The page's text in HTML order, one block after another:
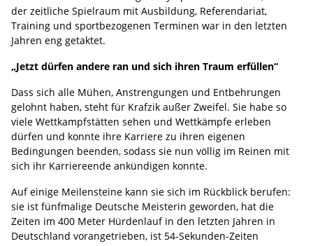
der zeitliche Spielraum mit Ausbildung, Referendariat,
Training und sportbezogenen Terminen war in den letzten
Jahren eng getaktet.
„Jetzt dürfen andere ran und sich ihren Traum erfüllen“
Dass sich alle Mühen, Anstrengungen und Entbehrungen
gelohnt haben, steht für Krafzik außer Zweifel. Sie habe so
viele Wettkampfstätten sehen und Wettkämpfe erleben
dürfen und konnte ihre Karriere zu ihren eigenen
Bedingungen beenden, sodass sie nun völlig im Reinen mit
sich ihr Karriereende ankündigen konnte.
Auf einige Meilensteine kann sie sich im Rückblick berufen:
sie ist fünfmalige Deutsche Meisterin geworden, hat die
Zeiten im 400 Meter Hürdenlauf in den letzten Jahren in
Deutschland vorangetrieben, ist 54-Sekunden-Zeiten